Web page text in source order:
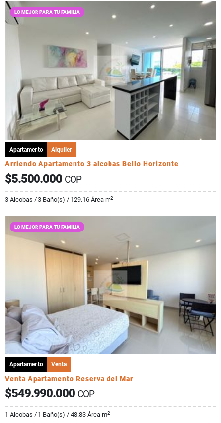
LO MEJOR PARA TU FAMILIA
Apartamento Alquiler
Arriendo Apartamento 3 alcobas Bello Horizonte
$5.500.000 COP
3 Alcobas / 3 Baño(s) / 129.16 Área m2
LO MEJOR PARA TU FAMILIA
Apartamento Venta
Venta Apartamento Reserva del Mar
$549.990.000 COP
1 Alcobas / 1 Baño(s) / 48.83 Área m2